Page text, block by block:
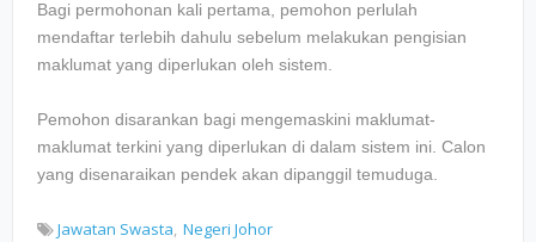
Bagi permohonan kali pertama, pemohon perlulah
mendaftar terlebih dahulu sebelum melakukan pengisian
maklumat yang diperlukan oleh sistem.
Pemohon disarankan bagi mengemaskini maklumat-
maklumat terkini yang diperlukan di dalam sistem ini. Calon
yang disenaraikan pendek akan dipanggil temuduga.
Jawatan Swasta Negeri Johor